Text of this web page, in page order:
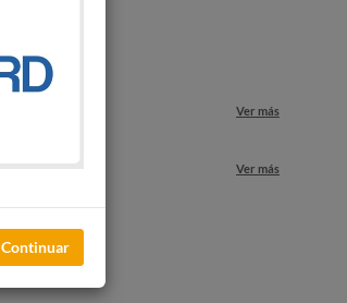
Ver más
Ver más
Continuar